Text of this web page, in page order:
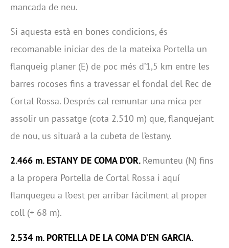
mancada de neu.
Si aquesta està en bones condicions, és
recomanable iniciar des de la mateixa Portella un
flanqueig planer (E) de poc més d’1,5 km entre les
barres rocoses fins a travessar el fondal del Rec de
Cortal Rossa. Després cal remuntar una mica per
assolir un passatge (cota 2.510 m) que, flanquejant
de nou, us situarà a la cubeta de l’estany.
2.466 m. ESTANY DE COMA D’OR. Remunteu (N) fins
a la propera Portella de Cortal Rossa i aquí
flanquegeu a l’oest per arribar fàcilment al proper
coll (+ 68 m).
2.534 m. PORTELLA DE LA COMA D’EN GARCIA.